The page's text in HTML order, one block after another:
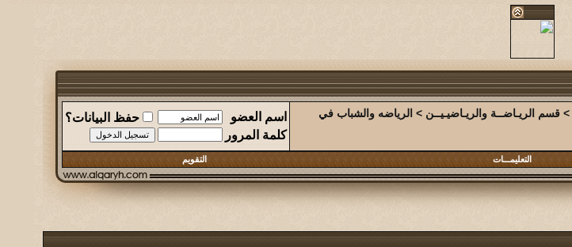
>قسم الريـاضــة والريـاضيـيــن > الرياضه والشباب في
اسم العضو
حفظ البيانات؟
كلمة المرور
التعليمـــات التقويم